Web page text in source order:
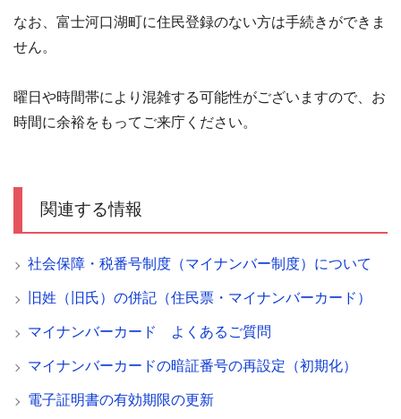
なお、富士河口湖町に住民登録のない方は手続きができま
せん。
曜日や時間帯により混雑する可能性がございますので、お
時間に余裕をもってご来庁ください。
関連する情報
社会保障・税番号制度（マイナンバー制度）について
旧姓（旧氏）の併記（住民票・マイナンバーカード）
マイナンバーカード よくあるご質問
マイナンバーカードの暗証番号の再設定（初期化）
電子証明書の有効期限の更新